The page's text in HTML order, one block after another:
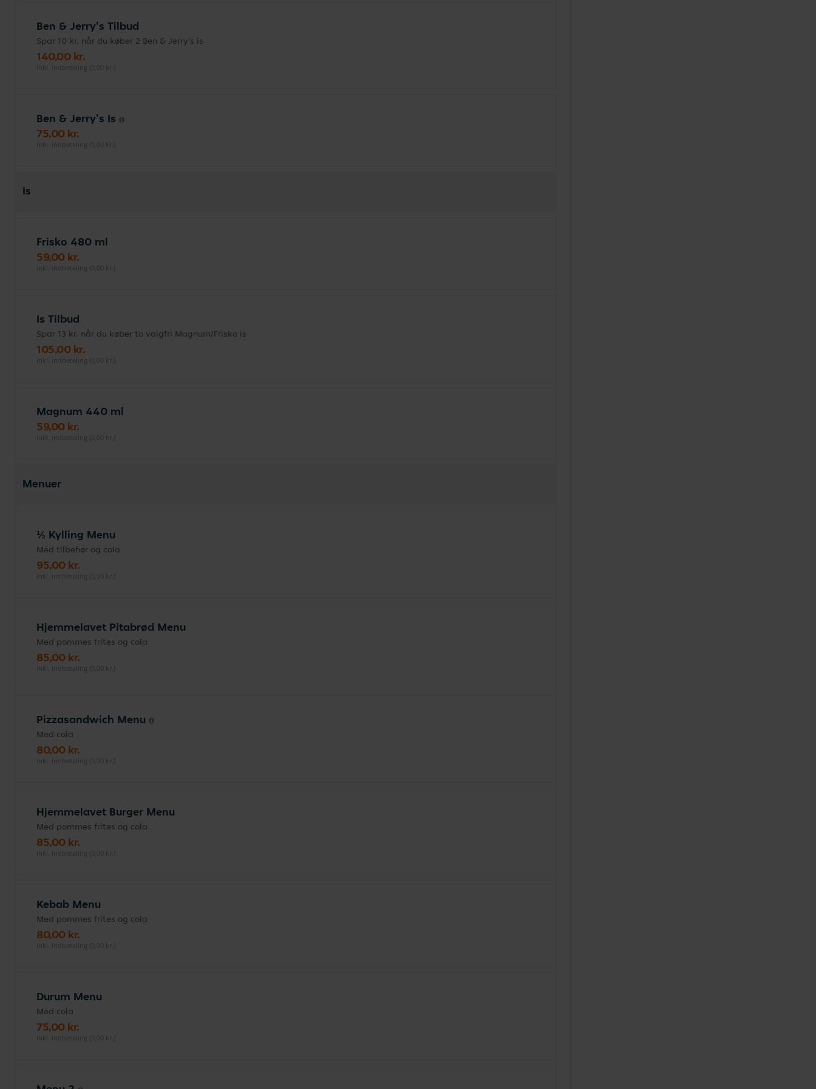
Ben & Jerry's Tilbud
Spar 10 kr. når du køber 2 Ben & Jerry's is
140,00 kr.
inkl. indbetaling (0,00 kr.)
Ben & Jerry's Is
75,00 kr.
inkl. indbetaling (0,00 kr.)
Is
Frisko 480 ml
59,00 kr.
inkl. indbetaling (0,00 kr.)
Is Tilbud
Spar 13 kr. når du køber to valgfri Magnum/Frisko is
105,00 kr.
inkl. indbetaling (0,00 kr.)
Magnum 440 ml
59,00 kr.
inkl. indbetaling (0,00 kr.)
Menuer
½ Kylling Menu
Med tilbehør og cola
95,00 kr.
inkl. indbetaling (0,00 kr.)
Hjemmelavet Pitabrød Menu
Med pommes frites og cola
85,00 kr.
inkl. indbetaling (0,00 kr.)
Pizzasandwich Menu
Med cola
80,00 kr.
inkl. indbetaling (0,00 kr.)
Hjemmelavet Burger Menu
Med pommes frites og cola
85,00 kr.
inkl. indbetaling (0,00 kr.)
Kebab Menu
Med pommes frites og cola
80,00 kr.
inkl. indbetaling (0,00 kr.)
Durum Menu
Med cola
75,00 kr.
inkl. indbetaling (0,00 kr.)